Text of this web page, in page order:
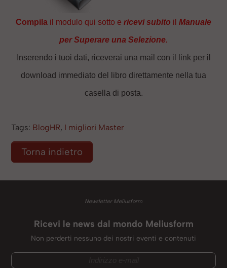
Compila il modulo qui sotto e ricevi subito il Manuale
per Superare una Selezione.
Inserendo i tuoi dati, riceverai una mail con il link per il
download immediato del libro direttamente nella tua
casella di posta.
Tags: BlogHR, I migliori Master
Torna indietro
Newsletter Meliusform
Ricevi le news dal mondo Meliusform
Non perderti nessuno dei nostri eventi e contenuti